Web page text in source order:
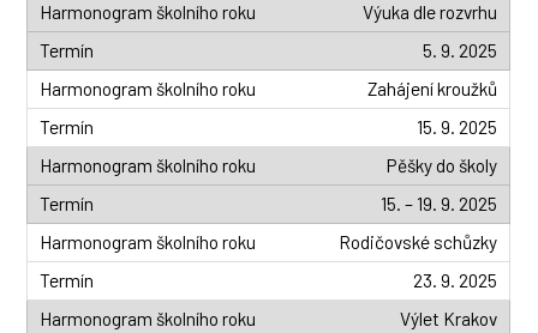
Výuka dle rozvrhu
5. 9. 2025
Zahájení kroužků
15. 9. 2025
Pěšky do školy
15. – 19. 9. 2025
Rodičovské schůzky
23. 9. 2025
Výlet Krakov